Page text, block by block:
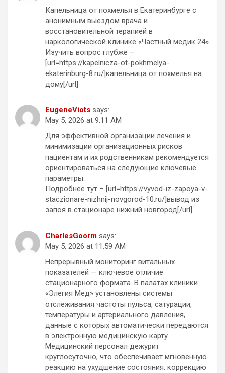
Капельница от похмелья в Екатеринбурге с
анонимным выездом врача и
восстановительной терапией в
наркологической клинике «Частный медик 24»
Изучить вопрос глубже –
[url=https://kapelnicza-ot-pokhmelya-
ekaterinburg-8.ru/]капельница от похмелья на
дому[/url]
EugeneViots says:
May 5, 2026 at 9:11 AM
Для эффективной организации лечения и
минимизации организационных рисков
пациентам и их родственникам рекомендуется
ориентироваться на следующие ключевые
параметры:
Подробнее тут – [url=https://vyvod-iz-zapoya-v-
staczionare-nizhnij-novgorod-10.ru/]вывод из
запоя в стационаре нижний новгород[/url]
CharlesGoorm says:
May 5, 2026 at 11:59 AM
Непрерывный мониторинг витальных
показателей — ключевое отличие
стационарного формата. В палатах клиники
«Элегия Мед» установлены системы
отслеживания частоты пульса, сатурации,
температуры и артериального давления,
данные с которых автоматически передаются
в электронную медицинскую карту.
Медицинский персонал дежурит
круглосуточно, что обеспечивает мгновенную
реакцию на ухудшение состояния: коррекцию